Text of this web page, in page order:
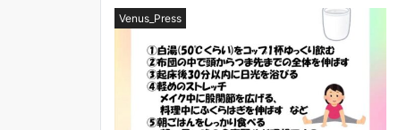
Venus_Press